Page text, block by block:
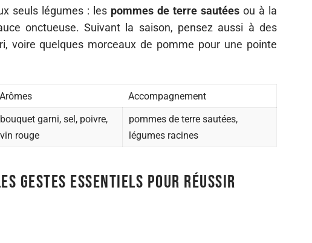
seuls légumes : les pommes de terre sautées ou à la
onctueuse. Suivant la saison, pensez aussi à des
voire quelques morceaux de pomme pour une pointe
Arômes
Accompagnement
bouquet garni, sel, poivre,
vin rouge
pommes de terre sautées,
légumes racines
gestes essentiels pour réussir